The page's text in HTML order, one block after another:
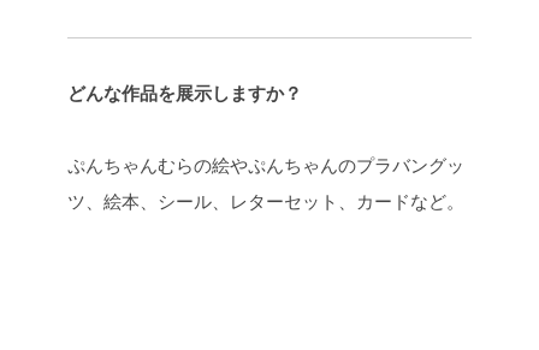
どんな作品を展示しますか？
ぷんちゃんむらの絵やぷんちゃんのプラバングッ
ツ、絵本、シール、レターセット、カードなど。